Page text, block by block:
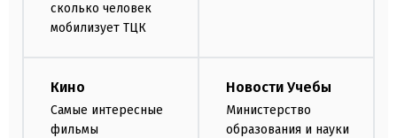
сколько человек
мобилизует ТЦК
Кино
Самые интересные
фильмы
Новости Учебы
Министерство
образования и науки